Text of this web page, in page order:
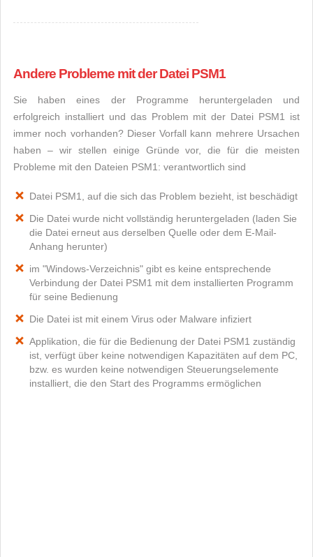
Andere Probleme mit der Datei PSM1
Sie haben eines der Programme heruntergeladen und
erfolgreich installiert und das Problem mit der Datei PSM1 ist
immer noch vorhanden? Dieser Vorfall kann mehrere Ursachen
haben – wir stellen einige Gründe vor, die für die meisten
Probleme mit den Dateien PSM1: verantwortlich sind
Datei PSM1, auf die sich das Problem bezieht, ist beschädigt
Die Datei wurde nicht vollständig heruntergeladen (laden Sie
die Datei erneut aus derselben Quelle oder dem E-Mail-
Anhang herunter)
im "Windows-Verzeichnis" gibt es keine entsprechende
Verbindung der Datei PSM1 mit dem installierten Programm
für seine Bedienung
Die Datei ist mit einem Virus oder Malware infiziert
Applikation, die für die Bedienung der Datei PSM1 zuständig
ist, verfügt über keine notwendigen Kapazitäten auf dem PC,
bzw. es wurden keine notwendigen Steuerungselemente
installiert, die den Start des Programms ermöglichen